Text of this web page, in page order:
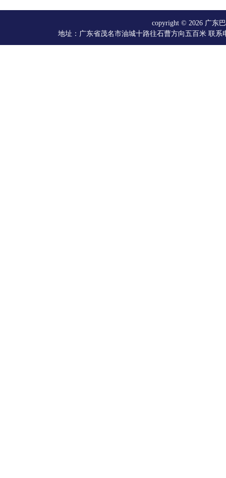
copyright © 2026 广东
地址：广东省茂名市油城十路往石曹方向五百米 联系